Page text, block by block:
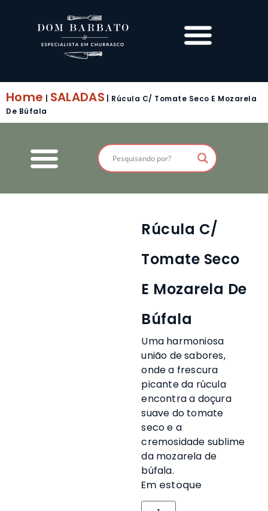
Home SALADAS
Rúcula C/ Tomate Seco E Mozarela
De Búfala
Rúcula C/
Tomate Seco
E Mozarela De
Búfala
Uma harmoniosa
união de sabores,
onde a frescura
picante da rúcula
encontra a doçura
suave do tomate
seco e a
cremosidade sublime
da mozarela de
búfala.
Em estoque